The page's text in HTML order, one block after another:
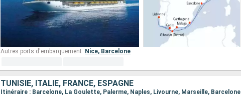
Autres ports d'embarquement : Nice, Barcelone
TUNISIE, ITALIE, FRANCE, ESPAGNE
Itinéraire : Barcelone, La Goulette, Palerme, Naples, Livourne, Marseille, Barcelone